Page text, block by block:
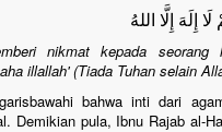
إِلَّا اللهُ
nikmat kepada
illallah' (Tiada Tuhan selain
bahwa inti dari
Demikian pula, Ibnu Rajab al-